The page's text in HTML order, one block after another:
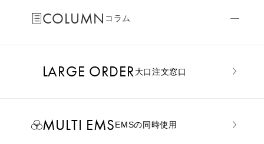
COLUMN コラム
LARGE ORDER⼤⼝注⽂窓⼝
MULTI EMSEMSの同時使用